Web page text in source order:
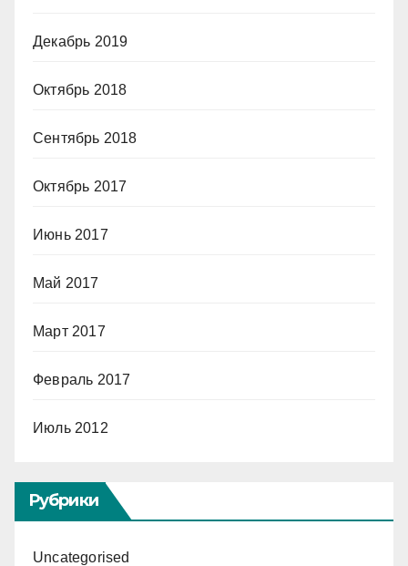
Декабрь 2019
Октябрь 2018
Сентябрь 2018
Октябрь 2017
Июнь 2017
Май 2017
Март 2017
Февраль 2017
Июль 2012
Рубрики
Uncategorised